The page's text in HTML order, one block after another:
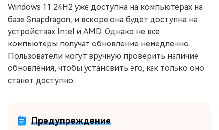
Windows 11 24H2 уже доступна на компьютерах на
базе Snapdragon, и вскоре она будет доступна на
устройствах Intel и AMD. Однако не все
компьютеры получат обновление немедленно.
Пользователи могут вручную проверить наличие
обновления, чтобы установить его, как только оно
станет доступно.
Предупреждение